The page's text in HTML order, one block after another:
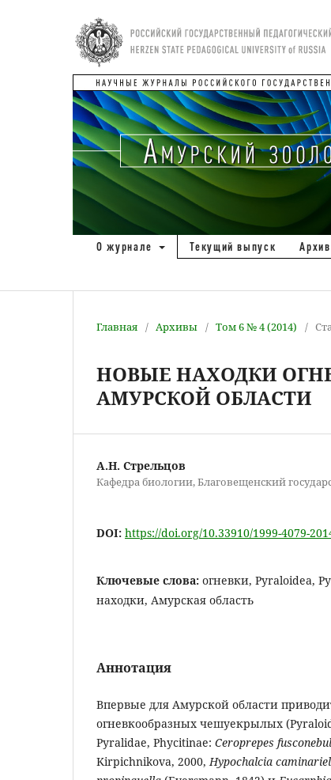
О журнале Текущий выпуск Архив
Главная / Архивы / Том 6 № 4 (2014) /
НОВЫЕ НАХОДКИ
АМУРСКОЙ ОБЛАСТИ
А.Н. Стрельцов
Кафедра биологии, Благовещенский
DOI: https://doi.org/10.33910/1999-4079-
Ключевые слова: огневки, Pyraloidea,
находки, Амурская область
Аннотация
Впервые для Амурской области
огневкообразных чешуекрылых
Pyralidae, Phycitinae: Ceroprepes
Kirpichnikova, 2000,Hypochalcia